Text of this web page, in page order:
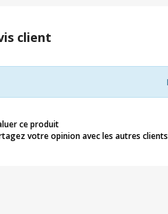
client
ce produit
votre opinion avec les autres clients